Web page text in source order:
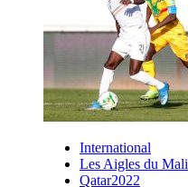
International
Les Aigles du Mali
Qatar2022